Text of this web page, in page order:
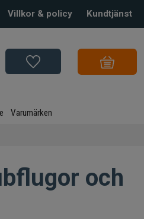
Villkor & policy Kundtjänst
Varumärken
och